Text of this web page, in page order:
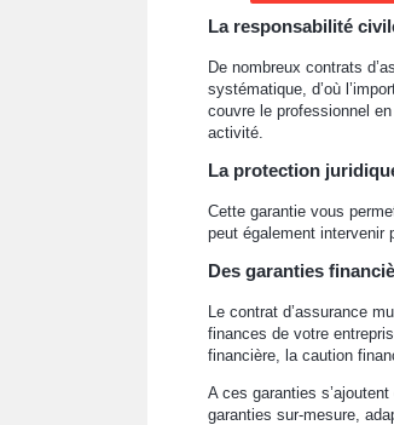
La responsabilité
De nombreux contrats
systématique, d’où
couvre le professionnel
activité.
La protection
Cette garantie vous
peut également intervenir
Des garanties
Le contrat d’assurance
finances de votre
financière, la caution
A ces garanties
garanties sur-mesure,